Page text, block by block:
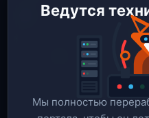
Ведутся
Мы полностью